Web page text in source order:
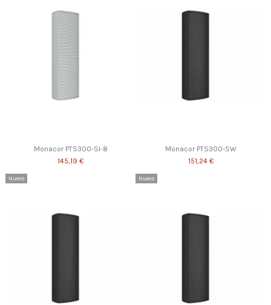
Monacor PTS300-SI-8
145,19 €
Monacor PTS300-SW
151,24 €
Nuevo Nuevo